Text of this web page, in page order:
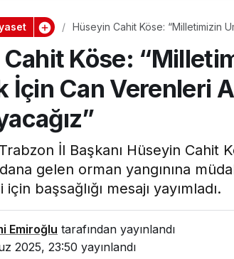
Hüseyin Cahit Köse: “Milletimizin
Köse:
İçin Can Verenleri
İl Başkanı Hüseyin Cahit
gelen orman yangınına
başsağlığı mesajı yayımladı.
Emiroğlu tarafından yayınlandı
2025, 23:50 yayınlandı